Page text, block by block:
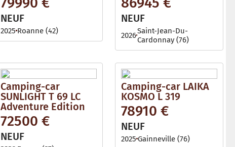
NEUF
2025 Roanne (42)
NEUF
2026Saint-Jean-Du-
Cardonnay (76)
Camping-car
SUNLIGHT T 69 LC
Adventure Edition
72500 €
NEUF
Camping-car LAIKA
KOSMO L 319
78910 €
NEUF
2025 Gainneville (76)